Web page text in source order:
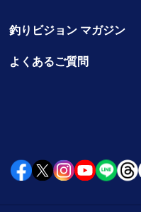
釣りビジョン マガジン
よくあるご質問